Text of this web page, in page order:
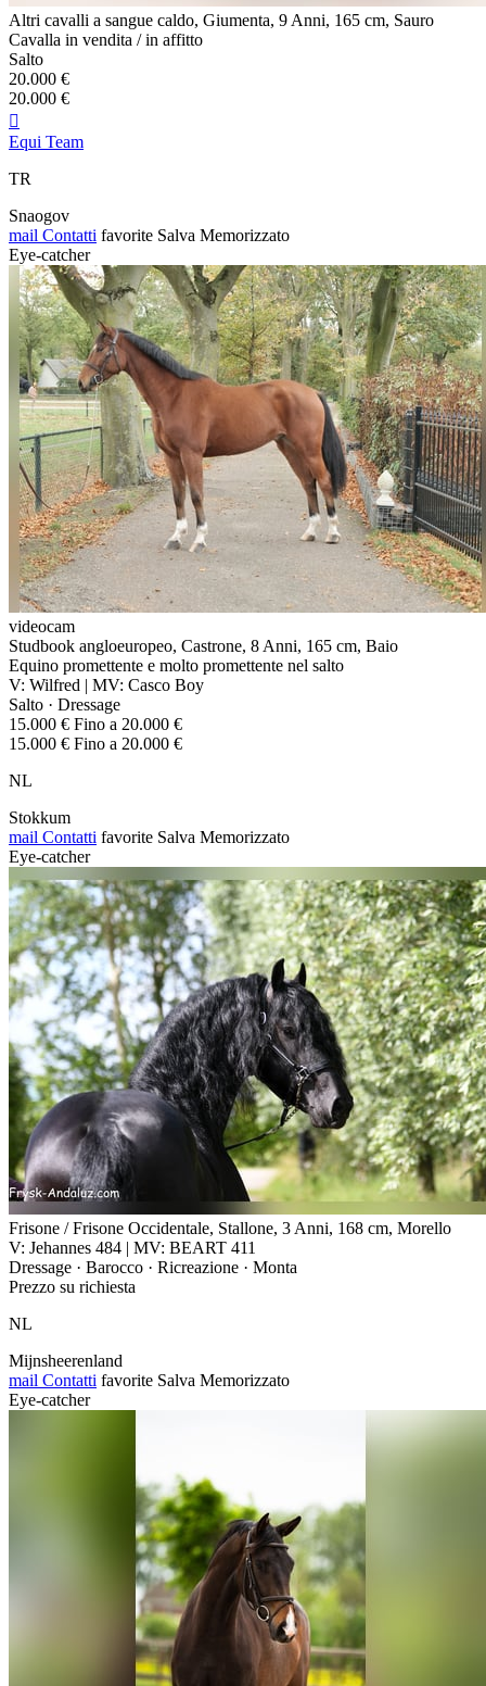
Altri cavalli a sangue caldo, Giumenta, 9 Anni, 165 cm, Sauro
Cavalla in vendita / in affitto
Salto
20.000 €
20.000 €

Equi Team
TR
Snaogov
mail Contatti favorite Salva Memorizzato
Eye-catcher
videocam
Studbook angloeuropeo, Castrone, 8 Anni, 165 cm, Baio
Equino promettente e molto promettente nel salto
V: Wilfred | MV: Casco Boy
Salto · Dressage
15.000 € Fino a 20.000 €
15.000 € Fino a 20.000 €
NL
Stokkum
mail Contatti favorite Salva Memorizzato
Eye-catcher
Frisone / Frisone Occidentale, Stallone, 3 Anni, 168 cm, Morello
V: Jehannes 484 | MV: BEART 411
Dressage · Barocco · Ricreazione · Monta
Prezzo su richiesta
NL
Mijnsheerenland
mail Contatti favorite Salva Memorizzato
Eye-catcher